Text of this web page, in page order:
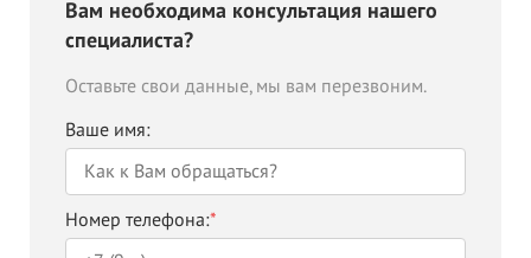
Вам необходима консультация нашего
специалиста?
Оставьте свои данные, мы вам перезвоним.
Ваше имя:
Номер телефона:*